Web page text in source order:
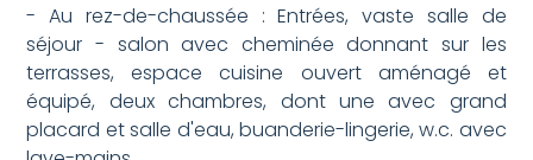
- Au rez-de-chaussée : Entrées, vaste salle de
séjour - salon avec cheminée donnant sur les
terrasses, espace cuisine ouvert aménagé et
équipé, deux chambres, dont une avec grand
placard et salle d'eau, buanderie-lingerie, w.c. avec